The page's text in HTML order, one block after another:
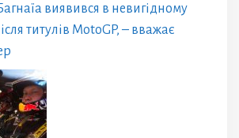
виявився в невигідному
титулів MotoGP, – вважає